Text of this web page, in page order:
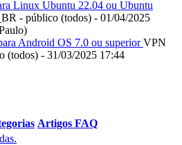
Linux Ubuntu 22.04 ou Ubuntu
- público (todos) - 01/04/2025
Android OS 7.0 ou superiorVPN
(todos) - 31/03/2025 17:44
Artigos FAQ